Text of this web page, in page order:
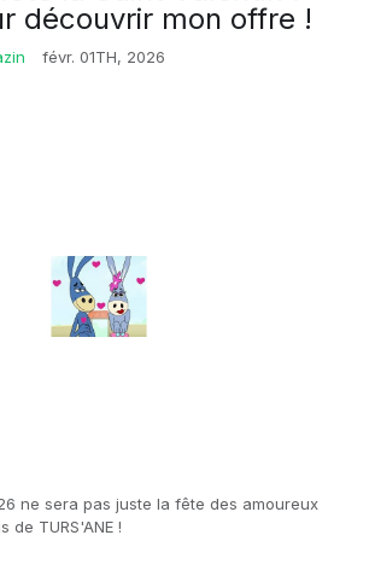
découvrir mon offre !
févr. 01TH, 2026
ne sera pas juste la fête des amoureux
de TURS'ANE !